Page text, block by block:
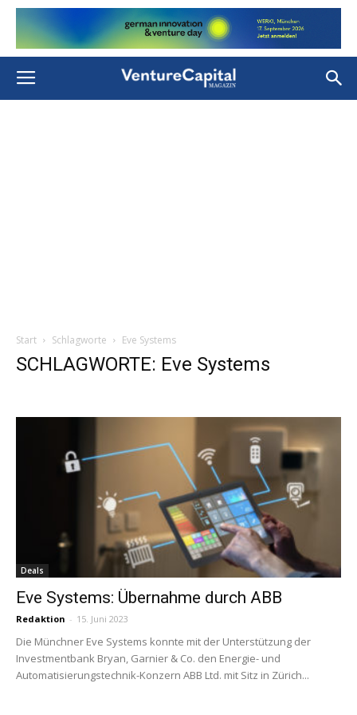
Start Schlagworte Eve Systems
SCHLAGWORTE: Eve Systems
Deals
Eve Systems: Übernahme durch ABB
Redaktion - 15. Juni 2023
Die Münchner Eve Systems konnte mit der Unterstützung der
Investmentbank Bryan, Garnier & Co. den Energie- und
Automatisierungstechnik-Konzern ABB Ltd. mit Sitz in Zürich...